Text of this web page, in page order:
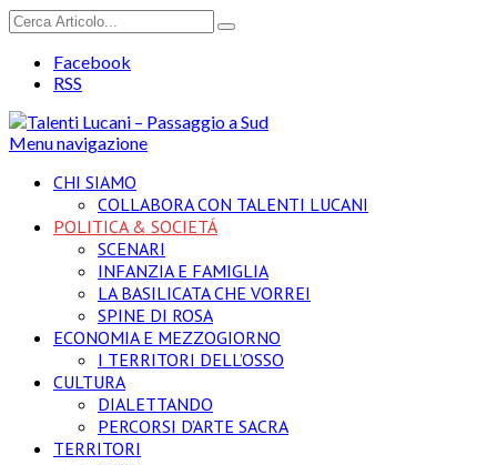
Facebook
RSS
Menu navigazione
CHI SIAMO
COLLABORA CON TALENTI LUCANI
POLITICA & SOCIETÁ
SCENARI
INFANZIA E FAMIGLIA
LA BASILICATA CHE VORREI
SPINE DI ROSA
ECONOMIA E MEZZOGIORNO
I TERRITORI DELL’OSSO
CULTURA
DIALETTANDO
PERCORSI D’ARTE SACRA
TERRITORI